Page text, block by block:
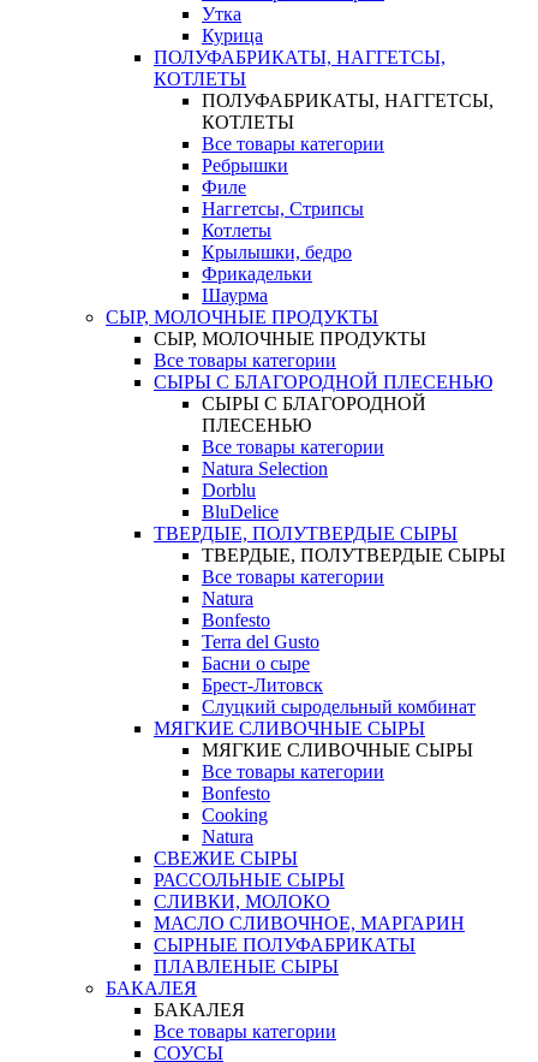
Утка
Курица
ПОЛУФАБРИКАТЫ, НАГГЕТСЫ,
КОТЛЕТЫ
ПОЛУФАБРИКАТЫ, НАГГЕТСЫ,
КОТЛЕТЫ
Все товары категории
Ребрышки
Филе
Наггетсы, Стрипсы
Котлеты
Крылышки, бедро
Фрикадельки
Шаурма
СЫР, МОЛОЧНЫЕ ПРОДУКТЫ
СЫР, МОЛОЧНЫЕ ПРОДУКТЫ
Все товары категории
СЫРЫ С БЛАГОРОДНОЙ ПЛЕСЕНЬЮ
СЫРЫ С БЛАГОРОДНОЙ
ПЛЕСЕНЬЮ
Все товары категории
Natura Selection
Dorblu
BluDelice
ТВЕРДЫЕ, ПОЛУТВЕРДЫЕ СЫРЫ
ТВЕРДЫЕ, ПОЛУТВЕРДЫЕ СЫРЫ
Все товары категории
Natura
Bonfesto
Terra del Gusto
Басни о сыре
Брест-Литовск
Слуцкий сыродельный комбинат
МЯГКИЕ СЛИВОЧНЫЕ СЫРЫ
МЯГКИЕ СЛИВОЧНЫЕ СЫРЫ
Все товары категории
Bonfesto
Cooking
Natura
СВЕЖИЕ СЫРЫ
РАССОЛЬНЫЕ СЫРЫ
СЛИВКИ, МОЛОКО
МАСЛО СЛИВОЧНОЕ, МАРГАРИН
СЫРНЫЕ ПОЛУФАБРИКАТЫ
ПЛАВЛЕНЫЕ СЫРЫ
БАКАЛЕЯ
БАКАЛЕЯ
Все товары категории
СОУСЫ